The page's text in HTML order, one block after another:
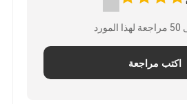
اكتب مراجعة